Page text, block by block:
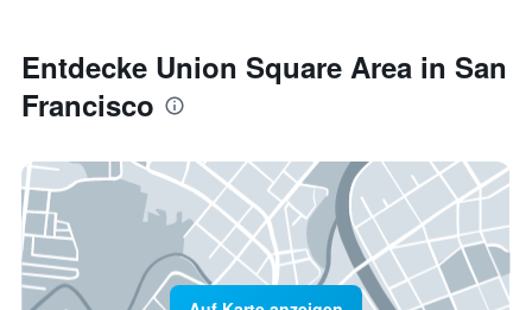
Entdecke Union Square Area in San
Francisco